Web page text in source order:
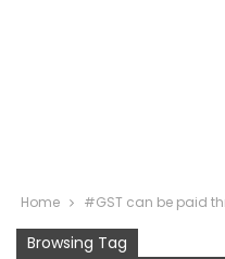
Home #GST can be paid
Browsing Tag